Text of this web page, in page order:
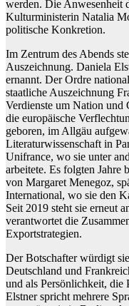
werden. Die Anwesenheit
Kulturministerin Natalia
politische Konkretion.
Im Zentrum des Abends
Auszeichnung. Daniela
ernannt. Der Ordre
staatliche Auszeichnung
Verdienste um Nation und
die europäische
geboren, im Allgäu
Literaturwissenschaft in
Unifrance, wo sie unter
arbeitete. Es folgten Jahre
von Margaret Menegoz,
International, wo sie den
Seit 2019 steht sie erneut
verantwortet die
Exportstrategien.
Der Botschafter würdigt
Deutschland und
und als Persönlichkeit, die
Elstner spricht mehrere